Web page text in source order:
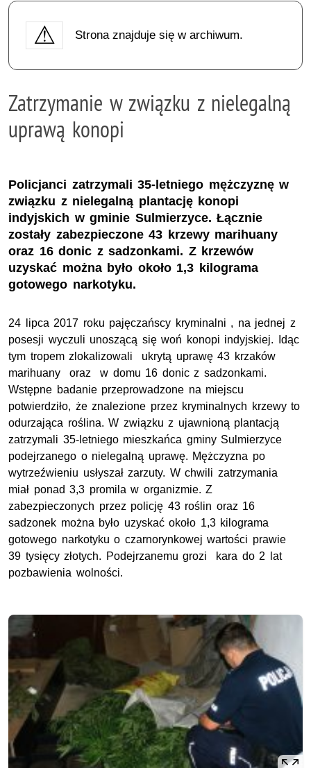
Strona znajduje się w archiwum.
Zatrzymanie w związku z nielegalną
uprawą konopi
Policjanci zatrzymali 35-letniego mężczyznę w
związku z nielegalną plantację konopi
indyjskich w gminie Sulmierzyce. Łącznie
zostały zabezpieczone 43 krzewy marihuany
oraz 16 donic z sadzonkami. Z krzewów
uzyskać można było około 1,3 kilograma
gotowego narkotyku.
24 lipca 2017 roku pajęczańscy kryminalni , na jednej z
posesji wyczuli unoszącą się woń konopi indyjskiej. Idąc
tym tropem zlokalizowali ukrytą uprawę 43 krzaków
marihuany oraz w domu 16 donic z sadzonkami.
Wstępne badanie przeprowadzone na miejscu
potwierdziło, że znalezione przez kryminalnych krzewy to
odurzająca roślina. W związku z ujawnioną plantacją
zatrzymali 35-letniego mieszkańca gminy Sulmierzyce
podejrzanego o nielegalną uprawę. Mężczyzna po
wytrzeźwieniu usłyszał zarzuty. W chwili zatrzymania
miał ponad 3,3 promila w organizmie. Z
zabezpieczonych przez policję 43 roślin oraz 16
sadzonek można było uzyskać około 1,3 kilograma
gotowego narkotyku o czarnorynkowej wartości prawie
39 tysięcy złotych. Podejrzanemu grozi kara do 2 lat
pozbawienia wolności.